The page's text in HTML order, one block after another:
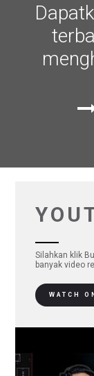
Silahkan klik
banyak video
WATCH